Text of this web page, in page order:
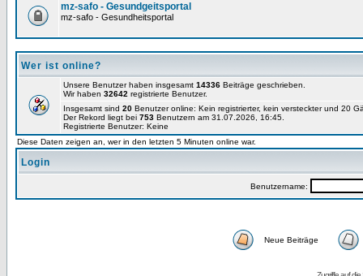
mz-safo - Gesundgeitsportal
mz-safo - Gesundheitsportal
Wer ist online?
Unsere Benutzer haben insgesamt 14336 Beiträge geschrieben.
Wir haben 32642 registrierte Benutzer.
Insgesamt sind 20 Benutzer online: Kein registrierter, kein versteckter und 20
Der Rekord liegt bei 753 Benutzern am 31.07.2026, 16:45.
Registrierte Benutzer: Keine
Diese Daten zeigen an, wer in den letzten 5 Minuten online war.
Login
Benutzername:
Neue Beiträge